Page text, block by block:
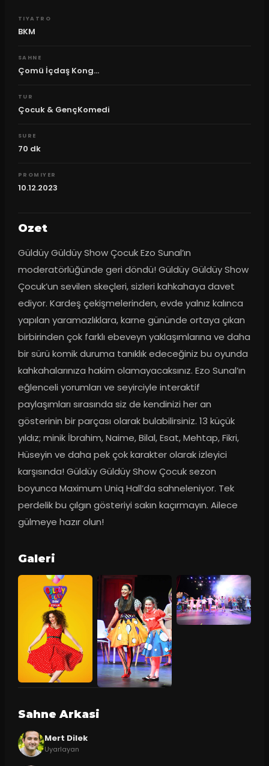
TIYATRO
BKM
SAHNE
Çomü İçdaş Kong...
TUR
Çocuk & GençKomedi
SURE
70 dk
PROMIYER
10.12.2023
Ozet
Güldüy Güldüy Show Çocuk Ezo Sunal’ın
moderatörlüğünde geri döndü! Güldüy Güldüy Show
Çocuk’un sevilen skeçleri, sizleri kahkahaya davet
ediyor. Kardeş çekişmelerinden, evde yalnız kalınca
yapılan yaramazlıklara, karne gününde ortaya çıkan
birbirinden çok farklı ebeveyn yaklaşımlarına ve daha
bir sürü komik duruma tanıklık edeceğiniz bu oyunda
kahkahalarınıza hakim olamayacaksınız. Ezo Sunal’ın
eğlenceli yorumları ve seyirciyle interaktif
paylaşımları sırasında siz de kendinizi her an
gösterinin bir parçası olarak bulabilirsiniz. 13 küçük
yıldız; minik İbrahim, Naime, Bilal, Esat, Mehtap, Fikri,
Hüseyin ve daha pek çok karakter olarak izleyici
karşısında! Güldüy Güldüy Show Çocuk sezon
boyunca Maximum Uniq Hall’da sahneleniyor. Tek
perdelik bu çılgın gösteriyi sakın kaçırmayın. Ailece
gülmeye hazır olun!
Galeri
Sahne Arkasi
Mert Dilek
Uyarlayan